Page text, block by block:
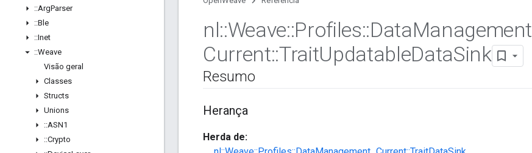
::ArgParser
::Ble
::Inet
::Weave
Visão geral
Classes
Structs
Unions
::ASN1
::Crypto
nl::Weave::Profiles::DataManagement
Current::TraitUpdatableDataSink
Resumo
Herança
Herda de: